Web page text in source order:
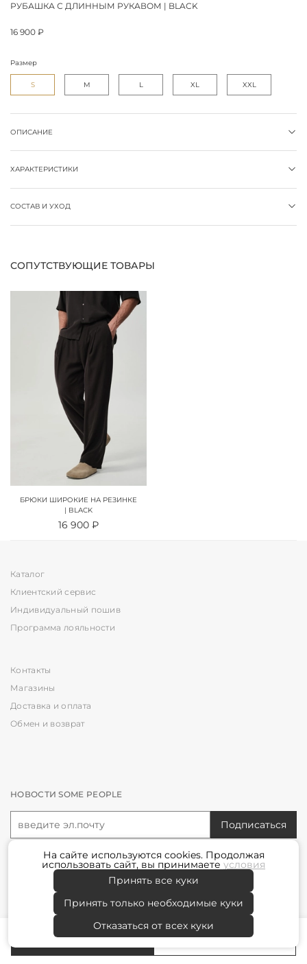
РУБАШКА С ДЛИННЫМ РУКАВОМ | BLACK
16 900 ₽
В корзину Запросить информацию
Размер
S M L XL XXL
ОПИСАНИЕ
ХАРАКТЕРИСТИКИ
СОСТАВ И УХОД
СОПУТСТВУЮЩИЕ ТОВАРЫ
БРЮКИ ШИРОКИЕ НА РЕЗИНКЕ
| BLACK
16 900 ₽
Каталог
Клиентский сервис
Индивидуальный пошив
Программа лояльности
Контакты
Магазины
Доставка и оплата
Обмен и возврат
НОВОСТИ SOME PEOPLE
Подписаться
Я принимаю условияполитики конфиденциальности
© 2021-2025SOME PEOPLE
На сайте используются cookies. Продолжая
использовать сайт, вы принимаете условия
Принять все куки
Принять только необходимые куки
Отказаться от всех куки